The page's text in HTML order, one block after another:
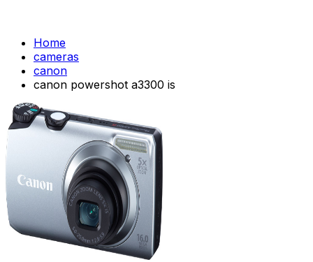
Home
cameras
canon
canon powershot a3300 is